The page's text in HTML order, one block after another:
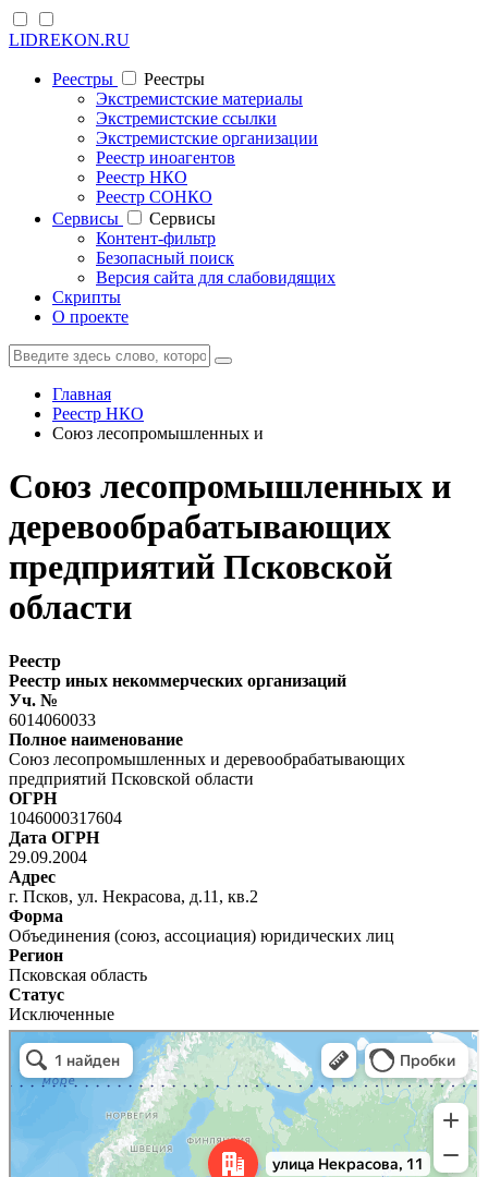
LIDREKON.RU
Реестры
Реестры
Экстремистские материалы
Экстремистские ссылки
Экстремистские организации
Реестр иноагентов
Реестр НКО
Реестр СОНКО
Cервисы
Cервисы
Контент-фильтр
Безопасный поиск
Версия сайта для слабовидящих
Скрипты
О проекте
Главная
Реестр НКО
Союз лесопромышленных и
Союз лесопромышленных и
деревообрабатывающих
предприятий Псковской
области
Реестр
Реестр иных некоммерческих организаций
Уч. №
6014060033
Полное наименование
Союз лесопромышленных и деревообрабатывающих
предприятий Псковской области
ОГРН
1046000317604
Дата ОГРН
29.09.2004
Адрес
г. Псков, ул. Некрасова, д.11, кв.2
Форма
Объединения (союз, ассоциация) юридических лиц
Регион
Псковская область
Статус
Исключенные